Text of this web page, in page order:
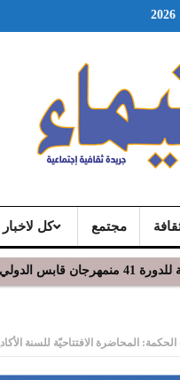
مجتمع كل لاخبار
الموسيقي وتفتح أبوابها لعشاق
المحاضرة الافتتاحيّة للسنة الأكاديميّة